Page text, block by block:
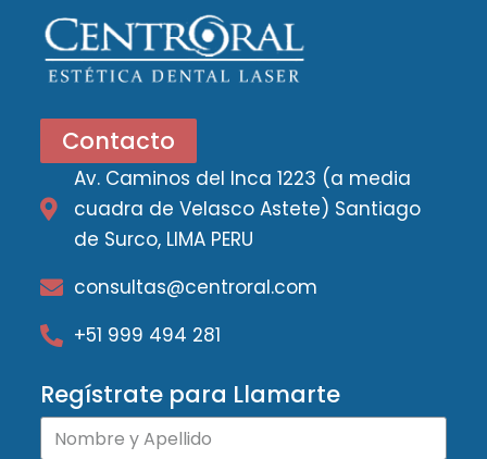
Contacto
Av. Caminos del Inca 1223 (a media
cuadra de Velasco Astete) Santiago
de Surco, LIMA PERU
consultas@centroral.com
+51 999 494 281
Regístrate para Llamarte